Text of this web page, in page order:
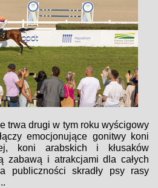
trwa drugi w tym roku wyścigowy
emocjonujące gonitwy koni
koni arabskich i kłusaków
zabawą i atrakcjami dla całych
publiczności skradły psy rasy